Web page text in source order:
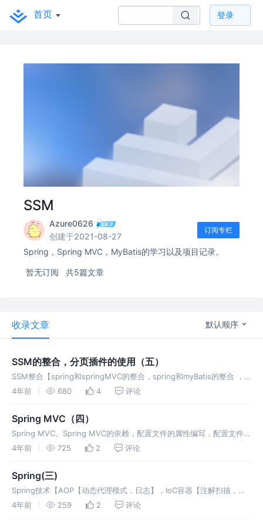
首页 登录
SSM
Azure0626
创建于2021-08-27
订阅专栏
Spring，Spring MVC，MyBatis的学习以及项目记录。
暂无订阅 共5篇文章
收录文章 默认顺序
SSM的整合，分页插件的使用（五）
SSM整合【spring和springMVC的整合，spring和myBatis的整合 ，
整合需要的依赖，配置等】。分页查询插件的使用【依赖，认识属性，
4年前 680 4 评论
Spring MVC（四）
Spring MVC。Spring MVC的依赖，配置文件的属性编写，配置文件的
应用，分控制器的编写注解应用。拦截器。类型转换器。文件上传下
4年前 725 2 评论
Spring(三)
Spring技术【AOP【动态代理模式，日志】，IoC容器【注解扫描，
xml，bean的生命周期】，声明式事务，新特性【JSR 305，整合
4年前 259 2 评论